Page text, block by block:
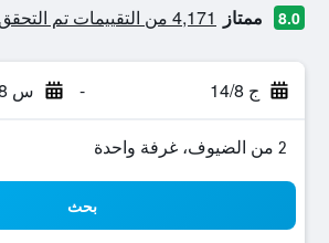
8.0 ممتاز 4,171 من التقييمات تم التحقق منها
ج 14/8 - س 15/8
2 من الضيوف، غرفة واحدة
بحث